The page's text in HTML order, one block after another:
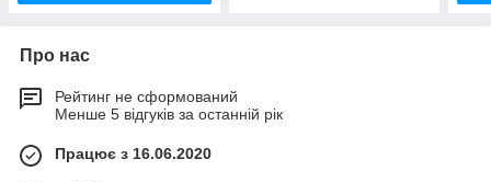
Про нас
Рейтинг не сформований
Менше 5 відгуків за останній рік
Працює з 16.06.2020